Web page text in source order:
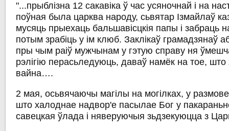
"...прыблізна 12 сакавіка ў час усяночнай і на
поўная была царква народу, сьвятар Ізмайлаў
мусяць прыехаць бальшавісцкія папы і забраць
потым зрабіць у ім клюб. Заклікаў грамадзянаў
пры чым раіў мужчынам у гэтую справу ня
рэлігію перасьледуюць, даваў намёк на тое, што
вайна….
2 мая, осьвячаючы магілы на могілках, у
што халоднае надвор'е пасылае Бог у
савецкая ўлада і няверуючыя зьдзекуюцца з